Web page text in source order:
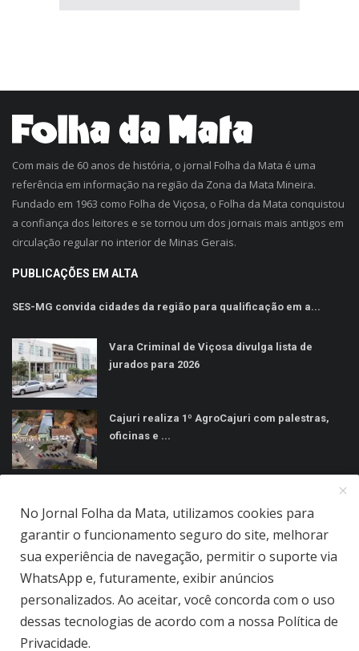
Com mais de 60 anos de história, o jornal Folha da Mata é uma
referência em informação na região da Zona da Mata Mineira.
Fundado em 1963 como Folha de Viçosa, o Folha da Mata conquistou
a confiança dos leitores e se tornou um dos jornais mais antigos em
circulação regular no interior de Minas Gerais.
PUBLICAÇÕES EM ALTA
SES-MG convida cidades da região para qualificação em a...
Vara Criminal de Viçosa divulga lista de
jurados para 2026
Cajuri realiza 1º AgroCajuri com palestras,
oficinas e ...
Jornal Folha da Mata Ltda © 2026 - Todos direitos reservados.
Quem Somos
No Jornal Folha da Mata, utilizamos cookies para
garantir o funcionamento seguro do site, melhorar
sua experiência de navegação, permitir o suporte via
WhatsApp e, futuramente, exibir anúncios
personalizados. Ao aceitar, você concorda com o uso
dessas tecnologias de acordo com a nossa Política de
Privacidade.